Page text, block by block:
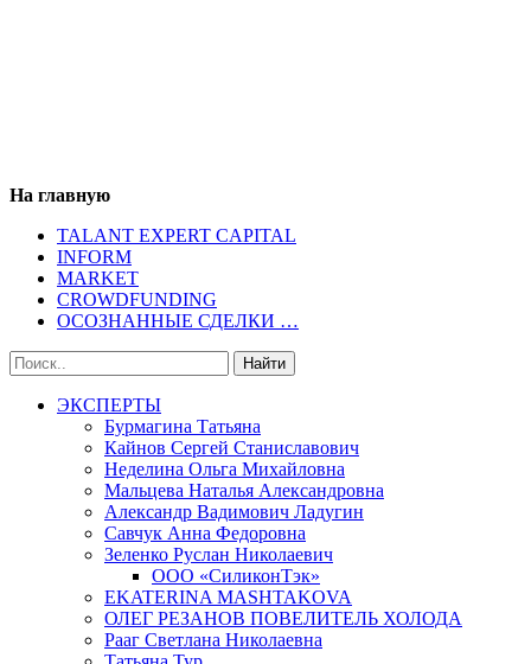
На главную
TALANT EXPERT CAPITAL
INFORM
MARKET
CROWDFUNDING
ОСОЗНАННЫЕ СДЕЛКИ …
ЭКСПЕРТЫ
Бурмагина Татьяна
Кайнов Сергей Станиславович
Неделина Ольга Михайловна
Мальцева Наталья Александровна
Александр Вадимович Ладугин
Савчук Анна Федоровна
Зеленко Руслан Николаевич
ООО «СиликонТэк»
EKATERINA MASHTAKOVA
ОЛЕГ РЕЗАНОВ ПОВЕЛИТЕЛЬ ХОЛОДА
Рааг Светлана Николаевна